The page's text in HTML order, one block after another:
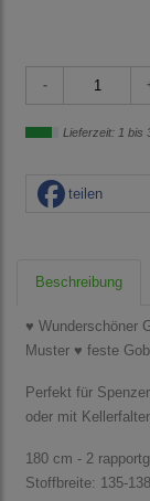
Lieferzeit: 1 bis
teilen
Beschreibung
♥ Wunderschöner
Muster ♥ feste
Perfekt für
oder mit
180 cm - 2
Stoffbreite: 135-